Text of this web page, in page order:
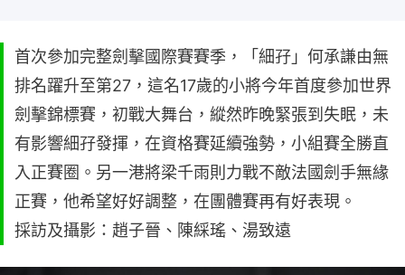
首次參加完整劍擊國際賽賽季，「細孖」何承謙由無
排名躍升至第27，這名17歲的小將今年首度參加世界
劍擊錦標賽，初戰大舞台，縱然昨晚緊張到失眠，未
有影響細孖發揮，在資格賽延續強勢，小組賽全勝直
入正賽圈。另一港將梁千雨則力戰不敵法國劍手無緣
正賽，他希望好好調整，在團體賽再有好表現。
採訪及攝影：趙子晉、陳綵瑤、湯致遠